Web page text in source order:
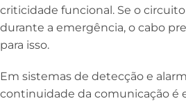
criticidade funcional. Se o
durante a emergência, o cabo
para isso.
Em sistemas de detecção e
continuidade da comunicação é